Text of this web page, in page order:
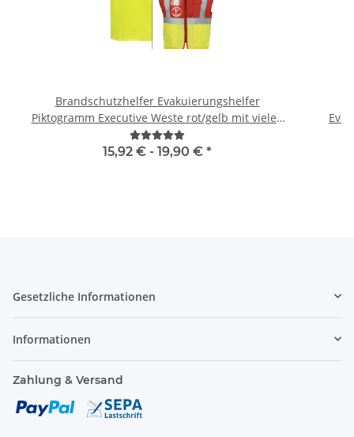
Brandschutzhelfer Evakuierungshelfer
Piktogramm Executive Weste rot/gelb mit vielen
Taschen S-3XL
15,92 € - 19,90 € *
Gesetzliche Informationen
Informationen
Zahlung & Versand